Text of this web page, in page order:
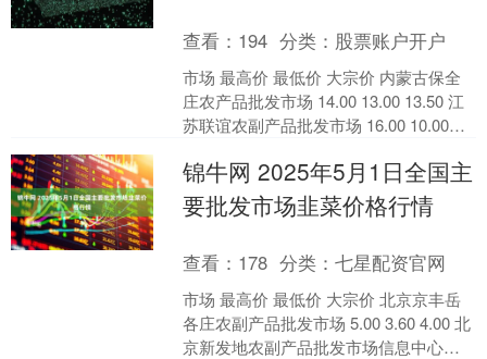
查看： 194 分类： 股票账户开户
市场 最高价 最低价 大宗价 内蒙古保全
庄农产品批发市场 14.00 13.00 13.50 江
苏联谊农副产品批发市场 16.00 10.00
锦牛网 2025年5月1日全国主
要批发市场韭菜价格行情
查看： 178 分类：七星配资官网
市场 最高价 最低价 大宗价 北京京丰岳
各庄农副产品批发市场 5.00 3.60 4.00 北
京新发地农副产品批发市场信息中心